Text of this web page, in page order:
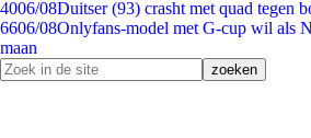
4006/08Duitser (93) crasht met quad tegen
6606/08Onlyfans-model met G-cup wil als
maan